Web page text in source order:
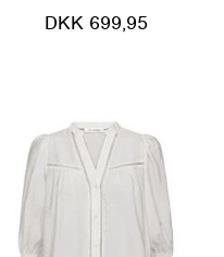
DKK 699,95